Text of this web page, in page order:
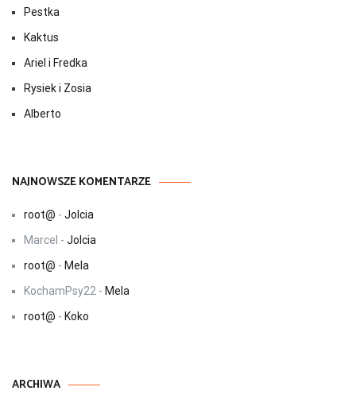
Pestka
Kaktus
Ariel i Fredka
Rysiek i Zosia
Alberto
NAJNOWSZE KOMENTARZE
root@ - Jolcia
Marcel - Jolcia
root@ - Mela
KochamPsy22 - Mela
root@ - Koko
ARCHIWA